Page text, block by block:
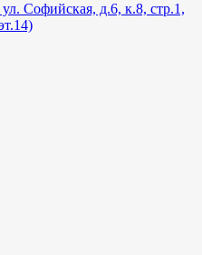
Софийская, д.6, к.8, стр.1,